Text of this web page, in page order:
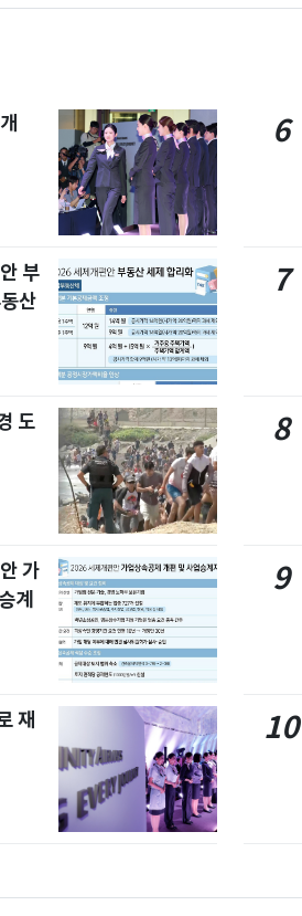
부
산
도
가
계
재
6
7
8
9
10